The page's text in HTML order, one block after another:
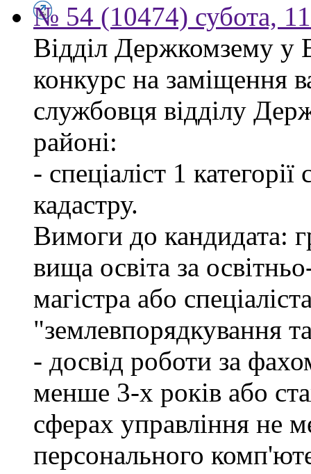
№ 54 (10474) субота,
Відділ Держкомзему у
конкурс на заміщення
службовця відділу
районі:
- спеціаліст 1
кадастру.
Вимоги до кандидата:
вища освіта за
магістра або
"землевпорядкування
- досвід роботи за
менше 3-х років або
сферах управління не
персонального